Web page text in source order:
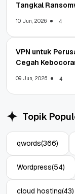
Tangkal
10 Jun, 2026 4
VPN untuk
Cegah
09 Jun, 2026 4
Topik
qwords(366)
Wordpress(54)
cloud hosting(43)